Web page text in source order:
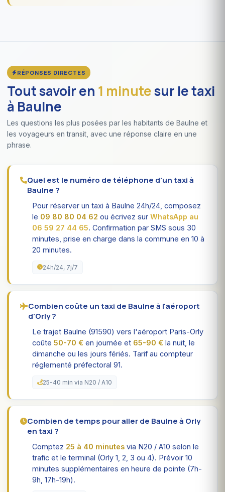
RÉPONSES DIRECTES
Tout savoir en 1 minutesur le taxi
à Baulne
Les questions les plus posées par les habitants de Baulne et
les voyageurs en transit, avec une réponse claire en une
phrase.
Quel est le numéro de téléphone d'un taxi à
Baulne ?
Pour réserver un taxi à Baulne 24h/24, composez
le 09 80 80 04 62 ou écrivez sur WhatsApp au
06 59 27 44 65. Confirmation par SMS sous 30
minutes, prise en charge dans la commune en 10 à
20 minutes.
24h/24, 7j/7
Combien coûte un taxi de Baulne à l'aéroport
d'Orly ?
Le trajet Baulne (91590) vers l'aéroport Paris-Orly
coûte 50-70 € en journée et 65-90 € la nuit, le
dimanche ou les jours fériés. Tarif au compteur
réglementé préfectoral 91.
25-40 min via N20 / A10
Combien de temps pour aller de Baulne à Orly
en taxi ?
Comptez 25 à 40 minutes via N20 / A10 selon le
trafic et le terminal (Orly 1, 2, 3 ou 4). Prévoir 10
minutes supplémentaires en heure de pointe (7h-
9h, 17h-19h).